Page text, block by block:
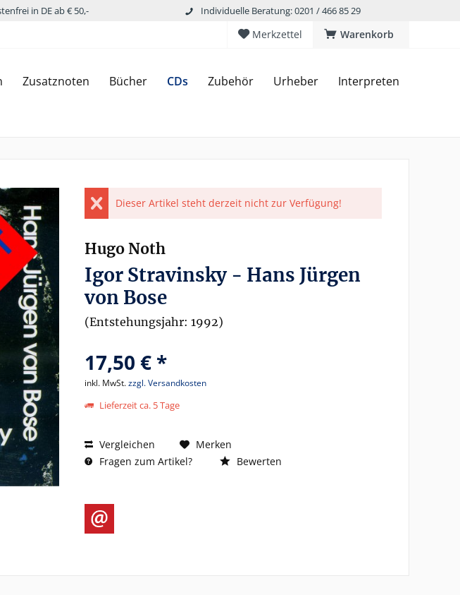
in DE ab € 50,- Individuelle Beratung: 0201 / 466 85 29
Warenkorb
Merkzettel
Zusatznoten Bücher CDs Zubehör Urheber Interpreten
Dieser Artikel steht derzeit nicht zur Verfügung!
Hugo Noth
Igor Stravinsky - Hans Jürgen
von Bose
(Entstehungsjahr: 1992)
17,50 € *
inkl. MwSt.zzgl. Versandkosten
Lieferzeit ca. 5 Tage
Vergleichen
Merken
Fragen zum Artikel?
Bewerten